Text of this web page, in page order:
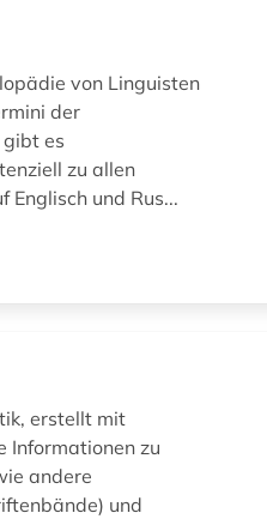
von Linguisten
der
es
zu allen
und Rus...
erstellt mit
Informationen zu
andere
und